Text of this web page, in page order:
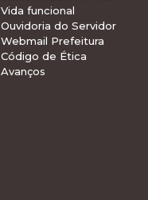
Vida funcional
Ouvidoria do Servidor
Webmail Prefeitura
Código de Ética
Avanços